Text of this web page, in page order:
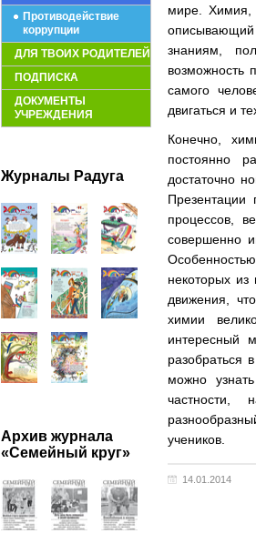
Противодействие
коррупции
ДЛЯ ТВОИХ РОДИТЕЛЕЙ
ПОДПИСКА
ДОКУМЕНТЫ
УЧРЕЖДЕНИЯ
Журналы Радуга
Архив журнала
«Семейный круг»
мире. Химия,
знаниям,
возможность
самого
двигаться и
Конечно,
постоянно
достаточно
Презентации
процессов,
совершенно
некоторых из
движения,
химии
интересный
разобраться
можно
частности,
учеников.
14.01.2014